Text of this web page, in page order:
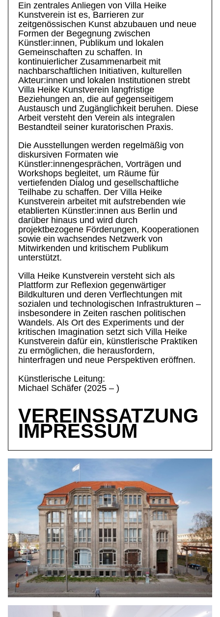
Ein zentrales Anliegen von Villa Heike
Kunstverein ist es, Barrieren zur
zeitgenössischen Kunst abzubauen und neue
Formen der Begegnung zwischen
Künstler:innen, Publikum und lokalen
Gemeinschaften zu schaffen. In
kontinuierlicher Zusammenarbeit mit
nachbarschaftlichen Initiativen, kulturellen
Akteur:innen und lokalen Institutionen strebt
Villa Heike Kunstverein langfristige
Beziehungen an, die auf gegenseitigem
Austausch und Zugänglichkeit beruhen. Diese
Arbeit versteht den Verein als integralen
Bestandteil seiner kuratorischen Praxis.
Die Ausstellungen werden regelmäßig von
diskursiven Formaten wie
Künstler:innengesprächen, Vorträgen und
Workshops begleitet, um Räume für
vertiefenden Dialog und gesellschaftliche
Teilhabe zu schaffen. Der Villa Heike
Kunstverein arbeitet mit aufstrebenden wie
etablierten Künstler:innen aus Berlin und
darüber hinaus und wird durch
projektbezogene Förderungen, Kooperationen
sowie ein wachsendes Netzwerk von
Mitwirkenden und kritischem Publikum
unterstützt.
Villa Heike Kunstverein versteht sich als
Plattform zur Reflexion gegenwärtiger
Bildkulturen und deren Verflechtungen mit
sozialen und technologischen Infrastrukturen –
insbesondere in Zeiten raschen politischen
Wandels. Als Ort des Experiments und der
kritischen Imagination setzt sich Villa Heike
Kunstverein dafür ein, künstlerische Praktiken
zu ermöglichen, die herausfordern,
hinterfragen und neue Perspektiven eröffnen.
Künstlerische Leitung:
Michael Schäfer (2025 – )
VEREINSSATZUNG
IMPRESSUM